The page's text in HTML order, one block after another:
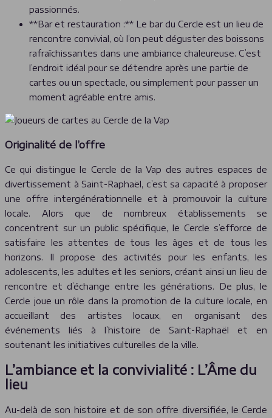
passionnés.
**Bar et restauration :** Le bar du Cercle est un lieu de
rencontre convivial, où l’on peut déguster des boissons
rafraîchissantes dans une ambiance chaleureuse. C’est
l’endroit idéal pour se détendre après une partie de
cartes ou un spectacle, ou simplement pour passer un
moment agréable entre amis.
Originalité de l’offre
Ce qui distingue le Cercle de la Vap des autres espaces de
divertissement à Saint-Raphaël, c’est sa capacité à proposer
une offre intergénérationnelle et à promouvoir la culture
locale. Alors que de nombreux établissements se
concentrent sur un public spécifique, le Cercle s’efforce de
satisfaire les attentes de tous les âges et de tous les
horizons. Il propose des activités pour les enfants, les
adolescents, les adultes et les seniors, créant ainsi un lieu de
rencontre et d’échange entre les générations. De plus, le
Cercle joue un rôle dans la promotion de la culture locale, en
accueillant des artistes locaux, en organisant des
événements liés à l’histoire de Saint-Raphaël et en
soutenant les initiatives culturelles de la ville.
L’ambiance et la convivialité : L’Âme du
lieu
Au-delà de son histoire et de son offre diversifiée, le Cercle